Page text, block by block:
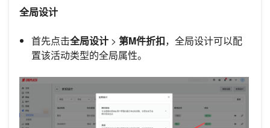
全局设计
首先点击全局设计 > 第M件折扣，全局设计可以配
置该活动类型的全局属性。